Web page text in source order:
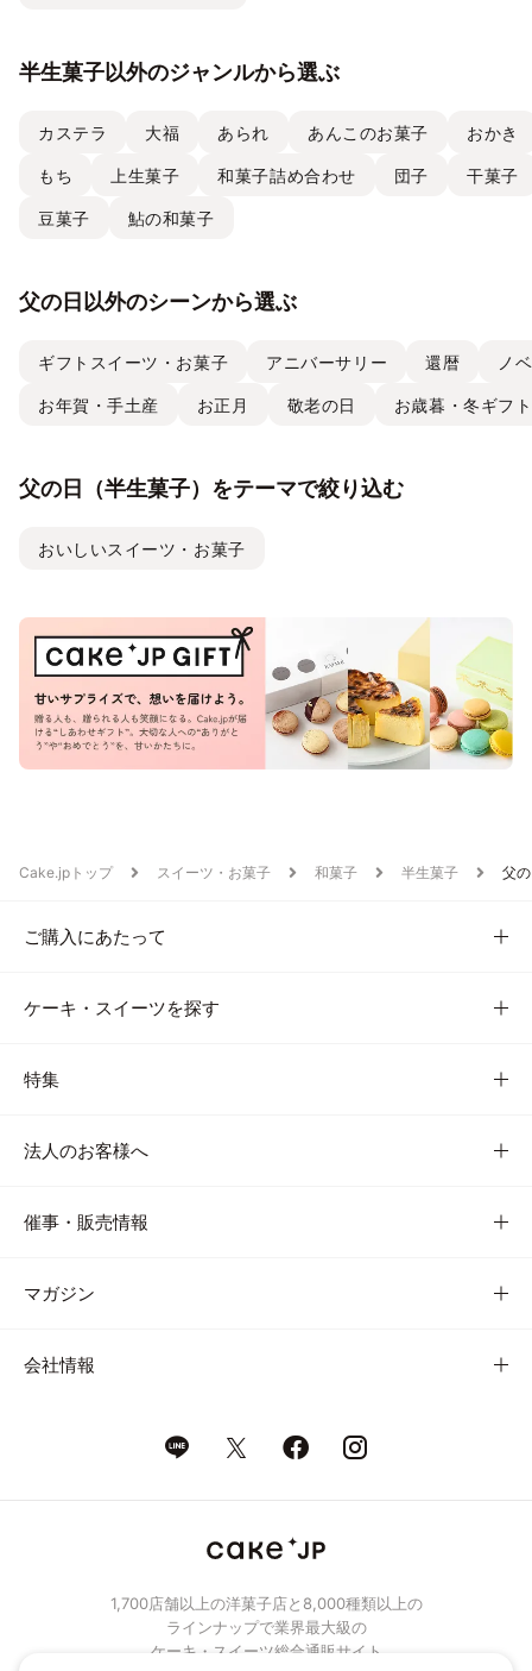
半生菓子以外のジャンルから選ぶ
カステラ 大福 あられ あんこのお菓子 おかき
もち 上生菓子 和菓子詰め合わせ 団子 干菓子
豆菓子 鮎の和菓子
父の日以外のシーンから選ぶ
ギフトスイーツ・お菓子 アニバーサリー 還暦 ノ
お年賀・手土産 お正月 敬老の日 お歳暮・冬ギフト
父の日（半生菓子）をテーマで絞り込む
おいしいスイーツ・お菓子
Cake.jpトップ スイーツ・お菓子 和菓子 半生菓子 父
ご購入にあたって
ケーキ・スイーツを探す
特集
法人のお客様へ
催事・販売情報
マガジン
会社情報
1,700店舗以上の洋菓子店と8,000種類以上の
ラインナップで業界最大級の
ケーキ・スイーツ総合通販サイト